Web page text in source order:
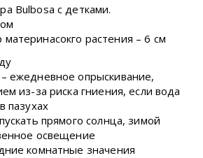
Bulbosa с детками.
растения – 6 см
ежедневное опрыскивание,
из-за риска гниения, если вода
пазухах
прямого солнца, зимой
освещение
комнатные значения